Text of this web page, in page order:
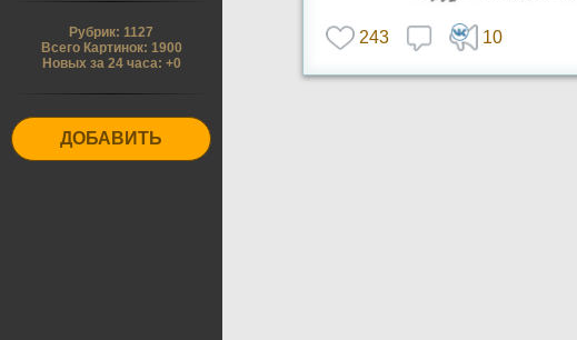
Рубрик: 1127
Всего Картинок: 1900
Новых за 24 часа: +0
ДОБАВИТЬ
243 10